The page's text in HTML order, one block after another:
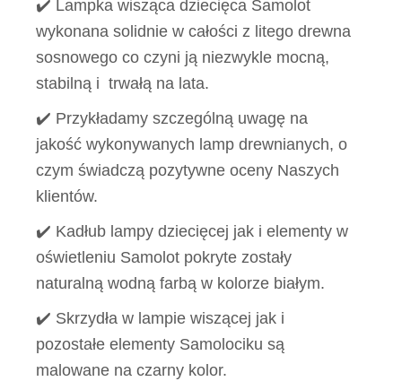
✔️ Lampka wisząca dziecięca Samolot
wykonana solidnie w całości z litego drewna
sosnowego co czyni ją niezwykle mocną,
stabilną i trwałą na lata.
✔️ Przykładamy szczególną uwagę na
jakość wykonywanych lamp drewnianych, o
czym świadczą pozytywne oceny Naszych
klientów.
✔️ Kadłub lampy dziecięcej jak i elementy w
oświetleniu Samolot pokryte zostały
naturalną wodną farbą w kolorze białym.
✔️ Skrzydła w lampie wiszącej jak i
pozostałe elementy Samolociku są
malowane na czarny kolor.